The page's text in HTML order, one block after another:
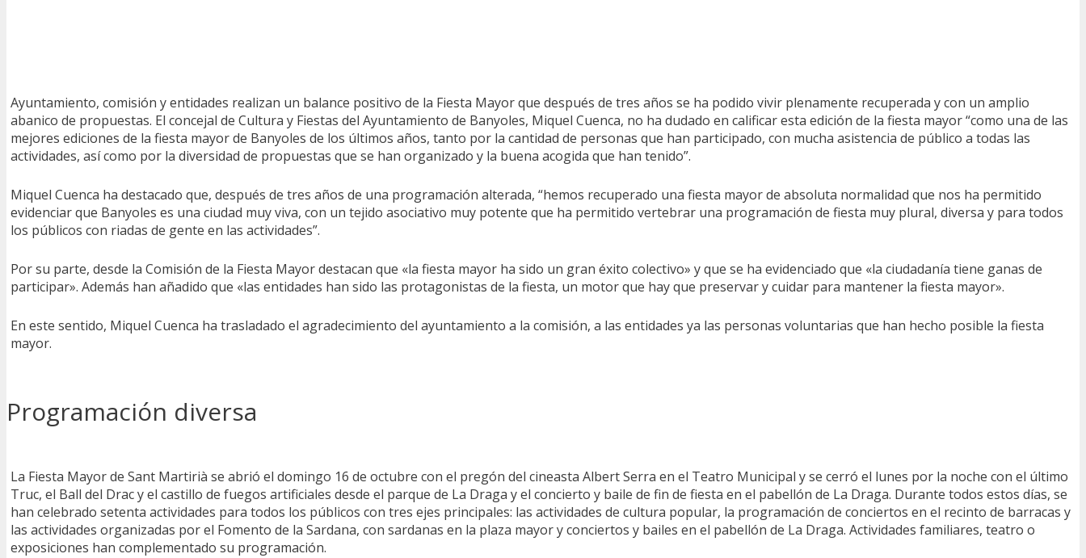
Ayuntamiento, comisión y entidades realizan un balance positivo de la Fiesta Mayor que después de tres años se ha podido vivir plenamente recuperada y con un amplio
abanico de propuestas. El concejal de Cultura y Fiestas del Ayuntamiento de Banyoles, Miquel Cuenca, no ha dudado en calificar esta edición de la fiesta mayor “como una de las
mejores ediciones de la fiesta mayor de Banyoles de los últimos años, tanto por la cantidad de personas que han participado, con mucha asistencia de público a todas las
actividades, así como por la diversidad de propuestas que se han organizado y la buena acogida que han tenido”.
Miquel Cuenca ha destacado que, después de tres años de una programación alterada, “hemos recuperado una fiesta mayor de absoluta normalidad que nos ha permitido
evidenciar que Banyoles es una ciudad muy viva, con un tejido asociativo muy potente que ha permitido vertebrar una programación de fiesta muy plural, diversa y para todos
los públicos con riadas de gente en las actividades”.
Por su parte, desde la Comisión de la Fiesta Mayor destacan que «la fiesta mayor ha sido un gran éxito colectivo» y que se ha evidenciado que «la ciudadanía tiene ganas de
participar». Además han añadido que «las entidades han sido las protagonistas de la fiesta, un motor que hay que preservar y cuidar para mantener la fiesta mayor».
En este sentido, Miquel Cuenca ha trasladado el agradecimiento del ayuntamiento a la comisión, a las entidades ya las personas voluntarias que han hecho posible la fiesta
mayor.
Programación diversa
La Fiesta Mayor de Sant Martirià se abrió el domingo 16 de octubre con el pregón del cineasta Albert Serra en el Teatro Municipal y se cerró el lunes por la noche con el último
Truc, el Ball del Drac y el castillo de fuegos artificiales desde el parque de La Draga y el concierto y baile de fin de fiesta en el pabellón de La Draga. Durante todos estos días, se
han celebrado setenta actividades para todos los públicos con tres ejes principales: las actividades de cultura popular, la programación de conciertos en el recinto de barracas y
las actividades organizadas por el Fomento de la Sardana, con sardanas en la plaza mayor y conciertos y bailes en el pabellón de La Draga. Actividades familiares, teatro o
exposiciones han complementado su programación.